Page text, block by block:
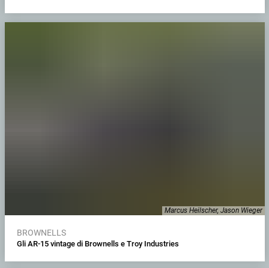
Marcus Heilscher, Jason Wieger
BROWNELLS
Gli AR-15 vintage di Brownells e Troy Industries